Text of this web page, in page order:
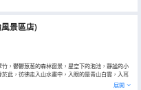
景區店)
，鬱鬱葱葱的森林窗景，星空下的泡池，靜謐的小
此，彷彿走入山水畫中，入眼的是青山白雲，入耳
遊森林，迴歸自然，盡情享受超高負氧離子下的森
展開